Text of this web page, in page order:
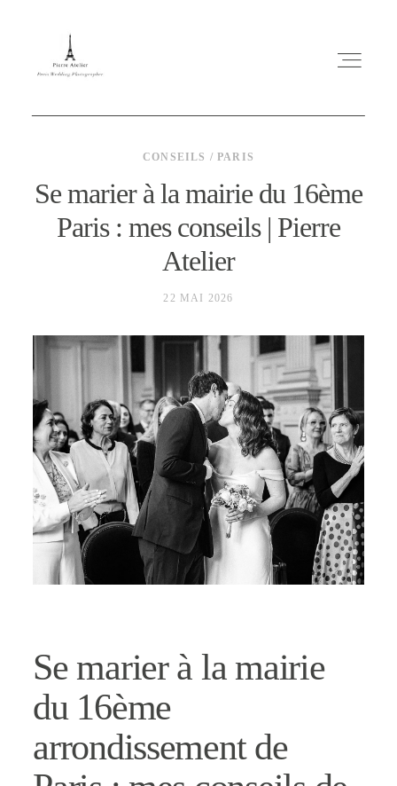
ABOUT ME
MES CONSEILS
CONTACT
CONSEILS / PARIS
Se marier à la mairie du 16ème
Paris : mes conseils | Pierre
Atelier
22 MAI 2026
Se marier à la mairie
du 16ème
arrondissement de